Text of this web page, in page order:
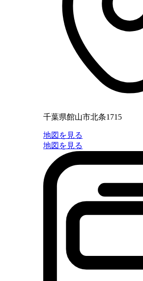
千葉県館山市北条1715
地図を見る
地図を見る